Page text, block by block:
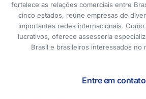
fortalece as relações comerciais entre
cinco estados, reúne empresas de
importantes redes internacionais.
lucrativos, oferece assessoria
Brasil e brasileiros interessados no
Entre em contato